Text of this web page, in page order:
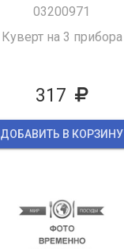
03200971
Куверт на 3 прибора
317
ДОБАВИТЬ В КОРЗИНУ